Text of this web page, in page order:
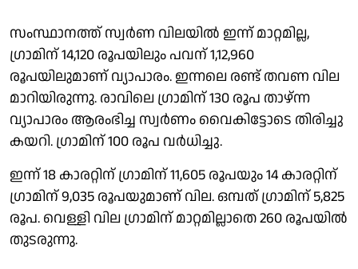
സംസ്ഥാനത്ത് സ്വര്‍ണ വിലയില്‍ ഇന്ന് മാറ്റമില്ല,
ഗ്രാമിന് 14,120 രൂപയിലും പവന് 1,12,960
രൂപയിലുമാണ് വ്യാപാരം. ഇന്നലെ രണ്ട് തവണ വില
മാറിയിരുന്നു. രാവിലെ ഗ്രാമിന് 130 രൂപ താഴ്ന്ന
വ്യാപാരം ആരംഭിച്ച സ്വര്‍ണം വൈകിട്ടോടെ തിരിച്ചു
കയറി. ഗ്രാമിന് 100 രൂപ വര്‍ധിച്ചു.
ഇന്ന് 18 കാരറ്റിന് ഗ്രാമിന് 11,605 രൂപയും 14 കാരറ്റിന്
ഗ്രാമിന് 9,035 രൂപയുമാണ് വില. ഒമ്പത് ഗ്രാമിന് 5,825
രൂപ. വെള്ളി വില ഗ്രാമിന് മാറ്റമില്ലാതെ 260 രൂപയില്‍
തുടരുന്നു.